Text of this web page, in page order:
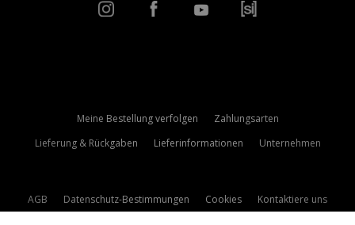
Meine Bestellung verfolgen
Zahlungsarten
Lieferung & Rückgaben
Lieferinformationen Unternehmen
AGB Datenschutz-Bestimmungen Cookies
Kontaktiere uns